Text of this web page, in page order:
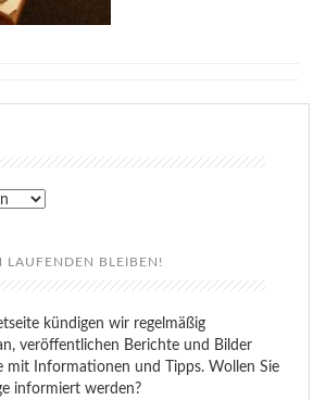
LAUFENDEN BLEIBEN!
kündigen wir regelmäßig
veröffentlichen Berichte und Bilder
mit Informationen und Tipps. Wollen Sie
informiert werden?